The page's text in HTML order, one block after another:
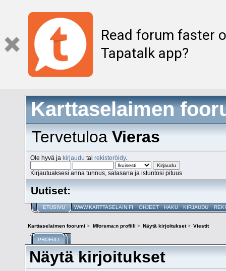
Read forum faster
Tapatalk app?
Karttaselaimen
TervetuloaVieras
Ole hyvä jakirjaudu tairekisteröidy.
Kirjautuaksesi anna tunnus, salasana ja istuntosi pituus
Uutiset:
ETUSIVU WWW.KARTTASELAIN.FI OHJEET HAKU KIRJAUDU
Karttaselaimen foorumi > Mforsma:n profiili > Näytä kirjoitukset> Viestit
PROFIILI
Näytä kirjoitukset